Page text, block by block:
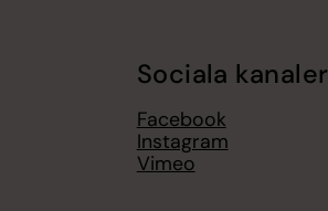
Sociala kanaler
Facebook
Instagram
Vimeo